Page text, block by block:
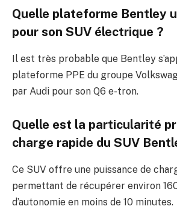
Quelle plateforme Bentley
pour son SUV électrique ?
Il est très probable que Bentley
plateforme PPE du groupe
par Audi pour son Q6 e-tron.
Quelle est la particularité
charge rapide du SUV
Ce SUV offre une puissance de
permettant de récupérer environ
d’autonomie en moins de 10 minutes.